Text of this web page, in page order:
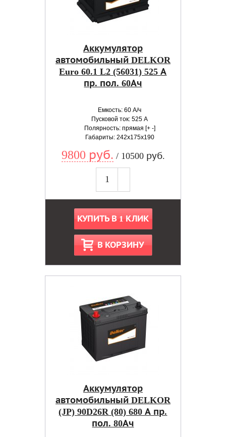
Аккумулятор
автомобильный DELKOR
Euro 60.1 L2 (56031) 525 А
пр. пол. 60Ач
Емкость: 60 А/ч
Пусковой ток: 525 А
Полярность: прямая [+ -]
Габариты: 242x175x190
9800 руб. / 10500 руб.
КУПИТЬ В 1 КЛИК
В КОРЗИНУ
Аккумулятор
автомобильный DELKOR
(JP) 90D26R (80) 680 А пр.
пол. 80Ач